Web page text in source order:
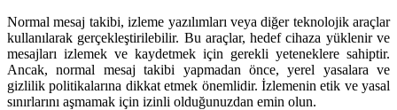
Normal mesaj takibi, izleme yazılımları veya diğer teknolojik araçlar
kullanılarak gerçekleştirilebilir. Bu araçlar, hedef cihaza yüklenir ve
mesajları izlemek ve kaydetmek için gerekli yeteneklere sahiptir.
Ancak, normal mesaj takibi yapmadan önce, yerel yasalara ve
gizlilik politikalarına dikkat etmek önemlidir. İzlemenin etik ve yasal
sınırlarını aşmamak için izinli olduğunuzdan emin olun.